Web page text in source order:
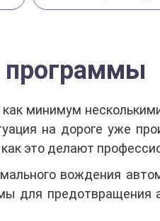
программы
минимум
на дороге уже
это делают
вождения
для предотвращения